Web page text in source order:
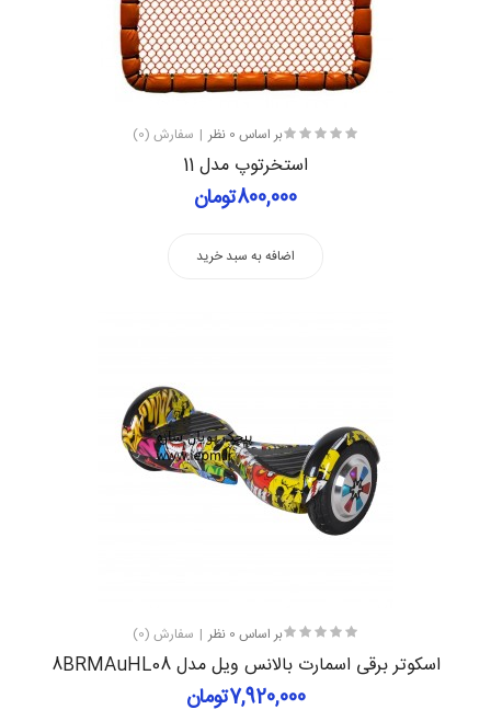
بر اساس 0 نظر سفارش (0)
استخرتوپ مدل 11
800,000تومان
اضافه به سبد خرید
بر اساس 0 نظر سفارش (0)
اسکوتر برقی اسمارت بالانس ویل مدل 8BRMAuHL08
7,920,000تومان